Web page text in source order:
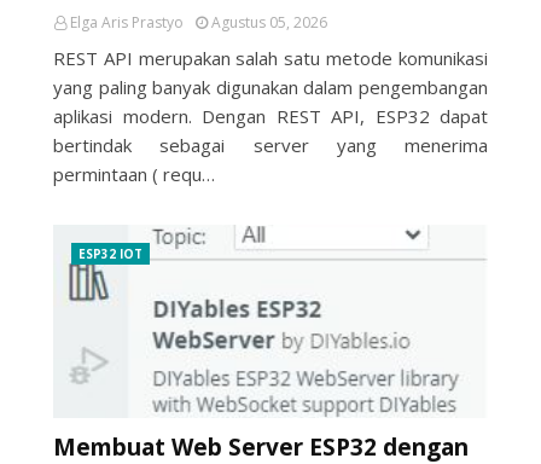
Elga Aris Prastyo Agustus 05, 2026
REST API merupakan salah satu metode komunikasi
yang paling banyak digunakan dalam pengembangan
aplikasi modern. Dengan REST API, ESP32 dapat
bertindak sebagai server yang menerima
permintaan ( requ…
ESP32 IOT
Membuat Web Server ESP32 dengan